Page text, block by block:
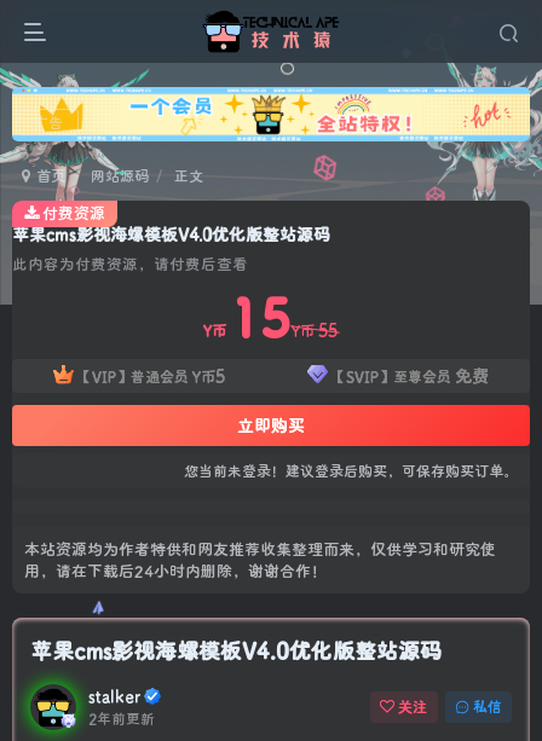
广告
首页 网站源码 正文
苹果cms影视海螺模板V4.0优化版整站源码
此内容为付费资源，请付费后查看
Y币 15Y币55
【VIP】普通会员 Y币5 【SVIP】至尊会员 免费
立即购买
您当前未登录！建议登录后购买，可保存购买订单。
本站资源均为作者特供和网友推荐收集整理而来，仅供学习和研究使
用，请在下载后24小时内删除，谢谢合作！
付费资源
苹果cms影视海螺模板V4.0优化版整站源码
stalker
2年前更新
关注 私信